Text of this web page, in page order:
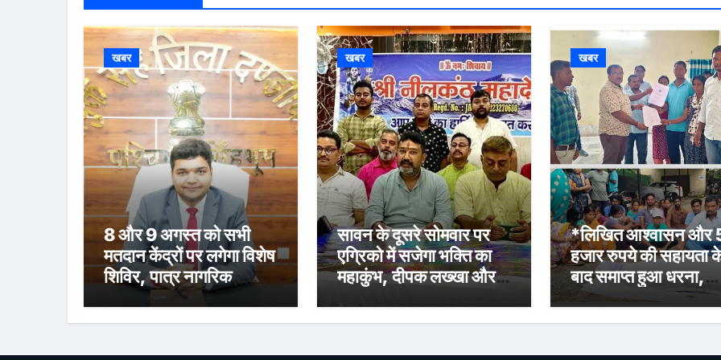
खबर
8 और 9 अगस्त को सभी
मतदान केंद्रों पर लगेगा विशेष
शिविर, पात्र नागरिक
फॉर्म-6 और फॉर्म-8 भरें:
उपायुक्त मनीष कुमार
खबर
सावन के दूसरे सोमवार पर
एग्रिको में सजेगा भक्ति का
महाकुंभ, दीपक लख्खा और
संध्या होगी आकर्षण
खबर
*लिखित आश्वासन और
हजार रुपये की सहायता
बाद समाप्त हुआ धरना,
बिजली मिस्त्री रवि
की मौत पर मुआवजा व